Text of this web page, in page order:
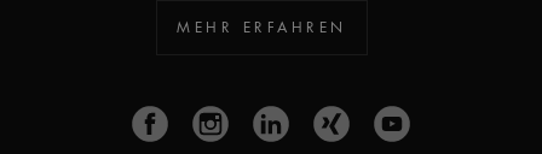
MEHR ERFAHREN